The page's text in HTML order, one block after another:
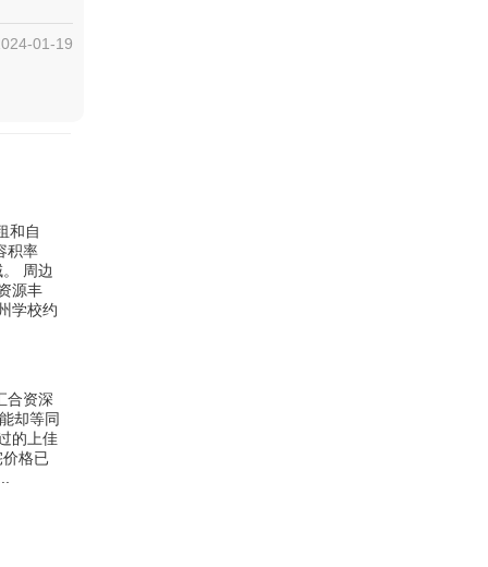
01-19
和自
积率
周边
源丰
学校约
合资深
却等同
的上佳
格已